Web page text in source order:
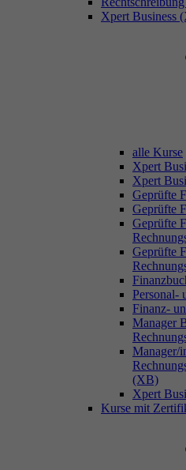
Xpert Business
alle Kurse
Xpert
Xpert
Geprüfte
Geprüfte
Geprüfte
Geprüfte
Personal-
Finanz-
Manager
Manager/
(XB)
Xpert
Kurse mit